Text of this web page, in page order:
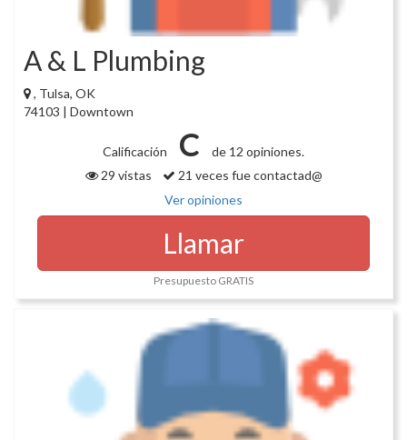
A & L Plumbing
, Tulsa, OK
74103 | Downtown
Calificación C
de 12 opiniones.
29 vistas
21 veces fue contactad@
Ver opiniones
Llamar
Presupuesto GRATIS